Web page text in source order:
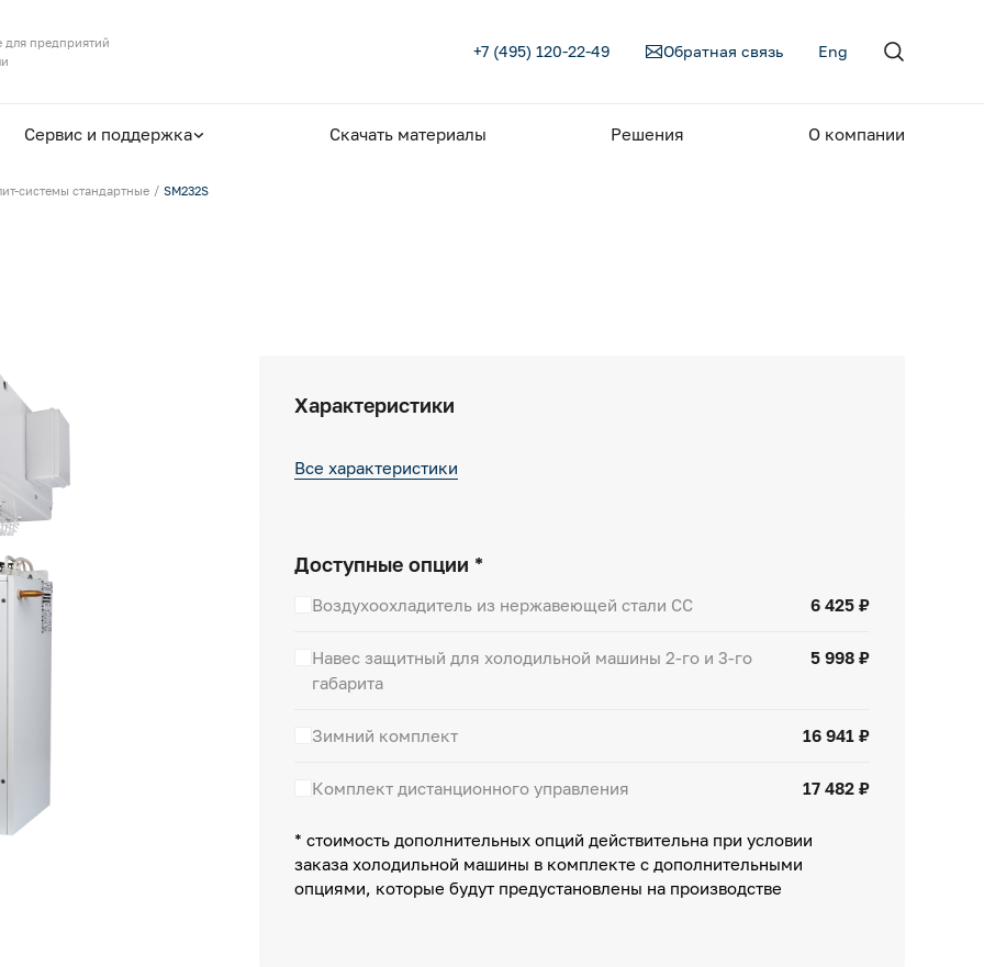
предприятий
+7 (495) 120-22-49 Обратная связь Eng
Сервис и поддержка Скачать материалы Решения О компании
системы стандартные SM232S
Характеристики
Все характеристики
Доступные опции *
Воздухоохладитель из нержавеющей стали СС 6 425 ₽
Навес защитный для холодильной машины 2-го и 3-го
габарита
5 998 ₽
Зимний комплект 16 941 ₽
Комплект дистанционного управления 17 482 ₽
* стоимость дополнительных опций действительна при условии
заказа холодильной машины в комплекте с дополнительными
опциями, которые будут предустановлены на производстве